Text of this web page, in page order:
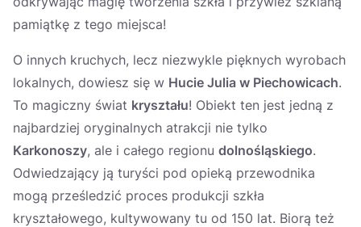
pamiątkę z tego miejsca!
O innych kruchych, lecz niezwykle pięknych wyrobach
lokalnych, dowiesz się w Hucie Julia w Piechowicach.
To magiczny świat kryształu! Obiekt ten jest jedną z
najbardziej oryginalnych atrakcji nie tylko
Karkonoszy, ale i całego regionu dolnośląskiego.
Odwiedzający ją turyści pod opieką przewodnika
mogą prześledzić proces produkcji szkła
kryształowego, kultywowany tu od 150 lat. Biorą też